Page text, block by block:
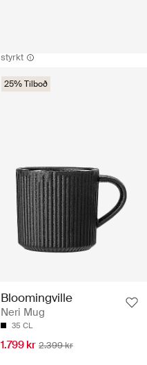
styrkt
25% Tilboð
Bloomingville
Neri Mug
35 CL
1.799 kr 2.399 kr